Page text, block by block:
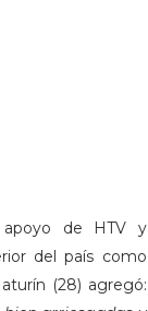
apoyo de HTV y
del país como
(28) agregó: